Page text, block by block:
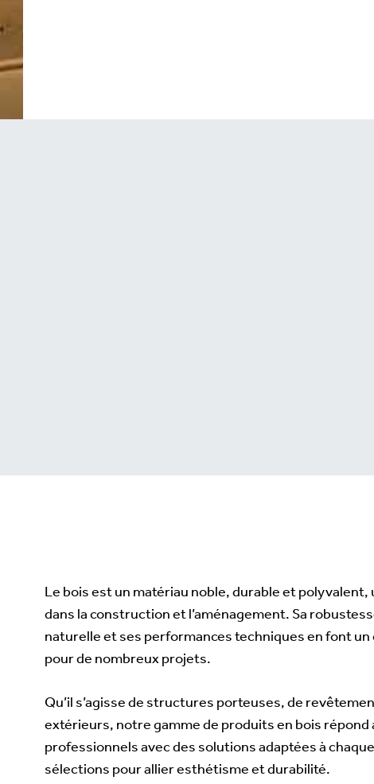
Le bois est un matériau noble, durable et
dans la construction et l’aménagement. Sa
naturelle et ses performances techniques en font
pour de nombreux projets.
Qu’il s’agisse de structures porteuses, de
extérieurs, notre gamme de produits en bois répond
professionnels avec des solutions adaptées à
sélections pour allier esthétisme et durabilité.